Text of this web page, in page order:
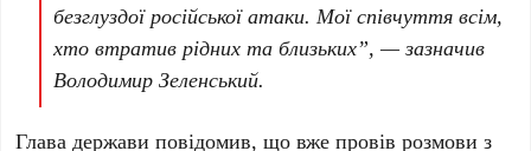
безглуздої російської атаки. Мої співчуття всім,
хто втратив рідних та близьких”, — зазначив
Володимир Зеленський.
Глава держави повідомив, що вже провів розмови з